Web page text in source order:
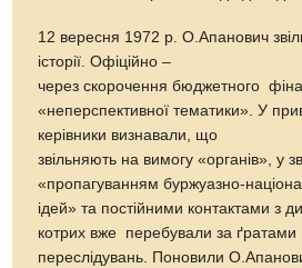
12 вересня 1972 р. О.Апанович
історії. Офіційно –
через скорочення бюджетного
«неперспективної тематики». У
керівники визнавали, що
звільняють на вимогу «органів», у
«пропагуванням буржуазно-
ідей» та постійними контактами з
котрих вже перебували за
переслідувань. Поновили